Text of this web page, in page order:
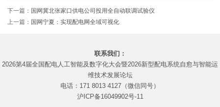
下一篇： 国网冀北张家口供电公司投用全自动联调试验仪
上一篇： 国网宁夏：实现配电网全域可视化
联系我们：
2026第4届全国配电人工智能及数字化大会暨2026新型配电系统自愈与智能运
维技术发展论坛
电话：171 8013 4127（微信同号）
沪ICP备16049902号-11